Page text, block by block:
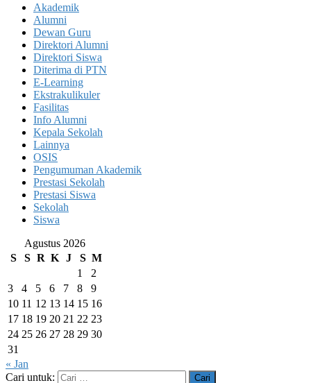
Akademik
Alumni
Dewan Guru
Direktori Alumni
Direktori Siswa
Diterima di PTN
E-Learning
Ekstrakulikuler
Fasilitas
Info Alumni
Kepala Sekolah
Lainnya
OSIS
Pengumuman Akademik
Prestasi Sekolah
Prestasi Siswa
Sekolah
Siswa
Agustus 2026
S
S R K J S M
1
2
3
4 5 6 7 8
9
10 11 12 13 14 15 16
17 18 19 20 21 22 23
24 25 26 27 28 29 30
31
« Jan
Cari untuk: